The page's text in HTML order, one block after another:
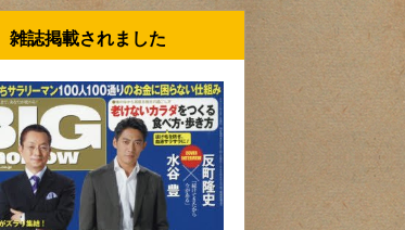
雑誌掲載されました